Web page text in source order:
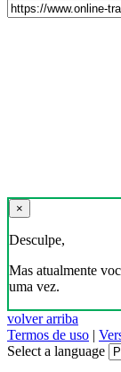
×
Desculpe,
Mas atualmente
uma vez.
volver arriba
Termos de uso |
Select a language